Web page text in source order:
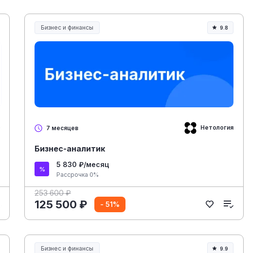
Бизнес и финансы 9.8
7 месяцев Нетология
Бизнес-аналитик
5 830 ₽/месяц
Рассрочка 0%
253 600 ₽
125 500 ₽ - 51%
Бизнес и финансы 9.9